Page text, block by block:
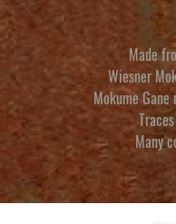
Made
Wiesner
Mokume Gane
Many